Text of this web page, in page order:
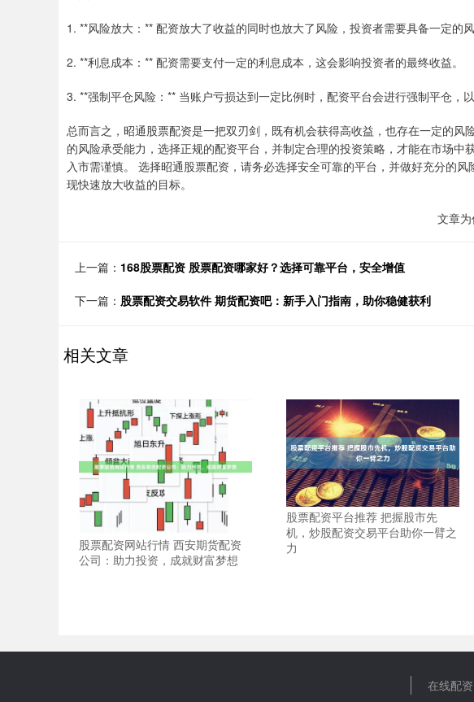
1. **风险放大：** 配资放大了收益的同时也放大了风险，投资者需要具备一定的风
2. **利息成本：** 配资需要支付一定的利息成本，这会影响投资者的最终收益。
3. **强制平仓风险：** 当账户亏损达到一定比例时，配资平台会进行强制平仓，
总而言之，昭通股票配资是一把双刃剑，既有机会获得高收益，也存在一定的风
的风险承受能力，选择正规的配资平台，并制定合理的投资策略，才能在市场中
入市需谨慎。 选择昭通股票配资，请务必选择安全可靠的平台，并做好充分的
现快速放大收益的目标。
文章
上一篇： 168股票配资 股票配资哪家好？选择可靠平台，安全增值
下一篇： 股票配资交易软件 期货配资吧：新手入门指南，助你稳健获利
相关文章
股票配资网站行情 西安期货配资
公司：助力投资，成就财富梦想
股票配资平台推荐 把握股市先
机，炒股配资交易平台助你一臂之
力
在线配